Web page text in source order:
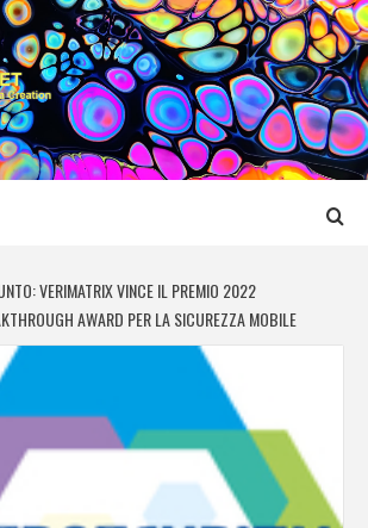
MEDIA
MEDIA CREATION
VERIMATRIX VINCE IL PREMIO 2022
AWARD PER LA SICUREZZA MOBILE